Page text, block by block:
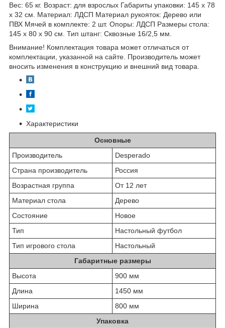
Вес: 65 кг. Возраст: для взрослых Габариты упаковки: 145 x 78
x 32 см. Материал: ЛДСП Материал рукояток: Дерево или
ПВХ Мячей в комплекте: 2 шт. Опоры: ЛДСП Размеры стола:
145 x 80 x 90 см. Тип штанг: Сквозные 16/2,5 мм.
Внимание! Комплектация товара может отличаться от
комплектации, указанной на сайте. Производитель может
вносить изменения в конструкцию и внешний вид товара.
Характеристики
Основные
Производитель
Desperado
Страна производитель
Россия
Возрастная группа
От 12 лет
Материал стола
Дерево
Состояние
Новое
Тип
Настольный футбол
Тип игрового стола
Настольный
Габаритные размеры
Высота
900 мм
Длина
1450 мм
Ширина
800 мм
Упаковка